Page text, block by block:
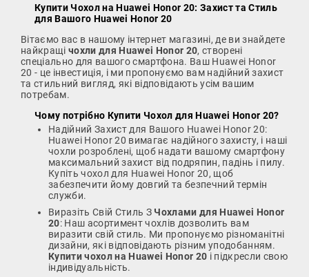
Купити Чохол на Huawei Honor 20: Захист та Стиль
для Вашого Huawei Honor 20
Вітаємо вас в нашому інтернет магазині, де ви знайдете
найкращі чохли для Huawei Honor 20, створені
спеціально для вашого смартфона. Ваш Huawei Honor
20 - це інвестиція, і ми пропонуємо вам надійний захист
та стильний вигляд, які відповідають усім вашим
потребам.
Чому потрібно Купити Чохол для Huawei Honor 20?
Надійний Захист для Вашого Huawei Honor 20:
Huawei Honor 20 вимагає надійного захисту, і наші
чохли розроблені, щоб надати вашому смартфону
максимальний захист від подряпин, падінь і пилу.
Купіть чохол для Huawei Honor 20, щоб
забезпечити йому довгий та безпечний термін
служби.
Виразіть Свій Стиль З Чохлами для Huawei Honor
20: Наш асортимент чохлів дозволить вам
виразити свій стиль. Ми пропонуємо різноманітні
дизайни, які відповідають різним уподобанням.
Купити чохол на Huawei Honor 20 і підкресли свою
індивідуальність.